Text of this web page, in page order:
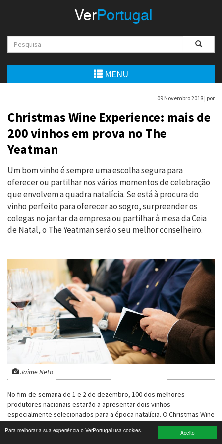
Aceito
Para melhorar a sua experiência o VerPortugal usa cookies.
Empreendedorismo
Comércio e Indústria
Construção e Imobiliário
Cultura e Educação
Economia
Gastronomia
Telecomunicações
Turismo e Lazer
Electrónica e Informática
Saúde
Banca e Seguros
Moda e Design
Ciência e Investigação
Cinema
Multimédia
Sugestões
VerPortugal
MENU
09 Novembro 2018 | por
Christmas Wine Experience: mais de
200 vinhos em prova no The
Yeatman
Um bom vinho é sempre uma escolha segura para
oferecer ou partilhar nos vários momentos de celebração
que envolvem a quadra natalícia. Se está à procura do
vinho perfeito para oferecer ao sogro, surpreender os
colegas no jantar da empresa ou partilhar à mesa da Ceia
de Natal, o The Yeatman será o seu melhor conselheiro.
Jaime Neto
No fim-de-semana de 1 e 2 de dezembro, 100 dos melhores
produtores nacionais estarão a apresentar dois vinhos
especialmente selecionados para a época natalícia. O Christmas Wine
Experience convida a conhecer e provar mais de 200 vinhos, pela
mão do seu produtor, ouvindo a sua história na primeira pessoa. A